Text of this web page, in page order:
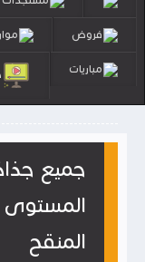
فروض
مباريات
جميع
المستوى
المنقح